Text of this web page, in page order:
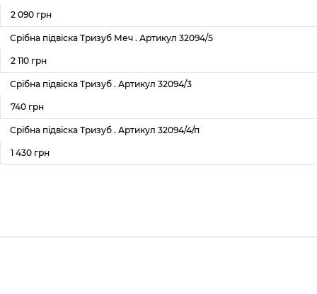
2 090 грн
Срібна підвіска Тризуб Меч . Артикул 32094/5
2 110 грн
Срібна підвіска Тризуб . Артикул 32094/3
740 грн
Срібна підвіска Тризуб . Артикул 32094/4/п
1 430 грн